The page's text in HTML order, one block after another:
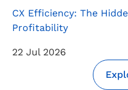
CX Efficiency: The
Profitability
22 Jul 2026